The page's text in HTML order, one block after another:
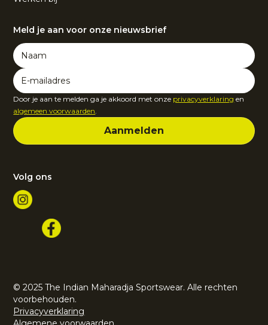
Meld je aan voor onze nieuwsbrief
Door je aan te melden ga je akkoord met onze privacyverklaring en
algemeen voorwaarden
Volg ons
© 2025 The Indian Maharadja Sportswear. Alle rechten
voorbehouden.
Privacyverklaring